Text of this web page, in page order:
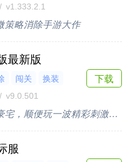
/ v1.333.2.1
策略消除手游大作
最新版
闯关
换装
/ v9.0.501
帮助奥斯汀装修豪宅，顺便玩一波精彩刺激的三消关卡
下载
服